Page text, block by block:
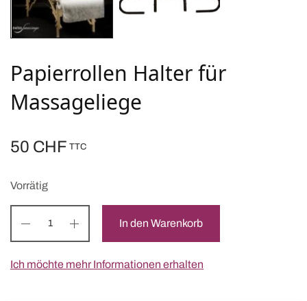
Papierrollen Halter für
Massageliege
50 CHF TTC
Vorrätig
In den Warenkorb
Ich möchte mehr Informationen erhalten